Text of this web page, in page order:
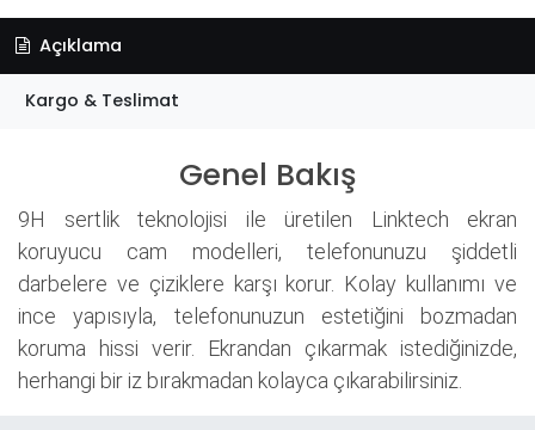
Açıklama
Kargo & Teslimat
Genel Bakış
9H sertlik teknolojisi ile üretilen Linktech ekran
koruyucu cam modelleri, telefonunuzu şiddetli
darbelere ve çiziklere karşı korur. Kolay kullanımı ve
ince yapısıyla, telefonunuzun estetiğini bozmadan
koruma hissi verir. Ekrandan çıkarmak istediğinizde,
herhangi bir iz bırakmadan kolayca çıkarabilirsiniz.